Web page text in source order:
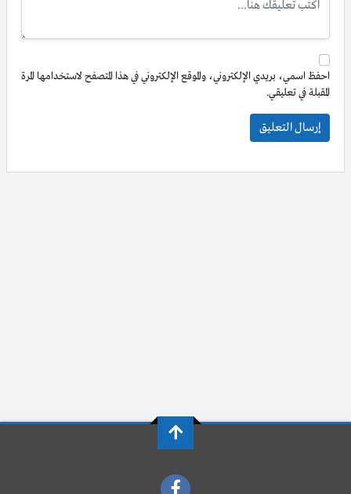
احفظ اسمي، بريدي الإلكتروني، والموقع الإلكتروني في هذا المتصفح لاستخدامها المرة
المقبلة في تعليقي.